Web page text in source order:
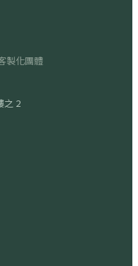
製化團體
之 2